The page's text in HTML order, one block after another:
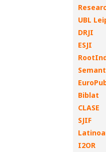
UBL
DRJI
ESJI
Biblat
CLASE
SJIF
I2OR